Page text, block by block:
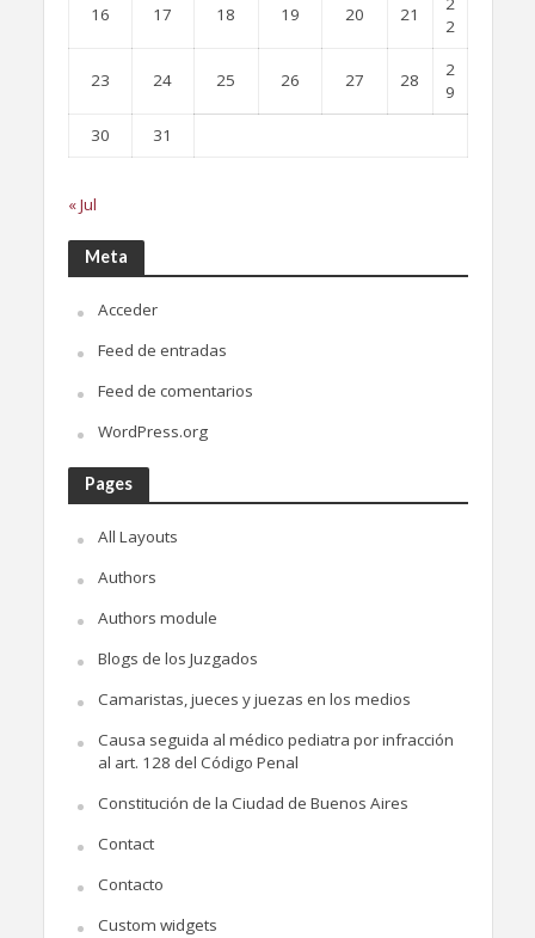
16 17 18 19 20 21
2
23 24 25 26 27 28
2
9
30
31
« Jul
Meta
Acceder
Feed de entradas
Feed de comentarios
WordPress.org
Pages
All Layouts
Authors
Authors module
Blogs de los Juzgados
Camaristas, jueces y juezas en los medios
Causa seguida al médico pediatra por infracción
al art. 128 del Código Penal
Constitución de la Ciudad de Buenos Aires
Contact
Contacto
Custom widgets